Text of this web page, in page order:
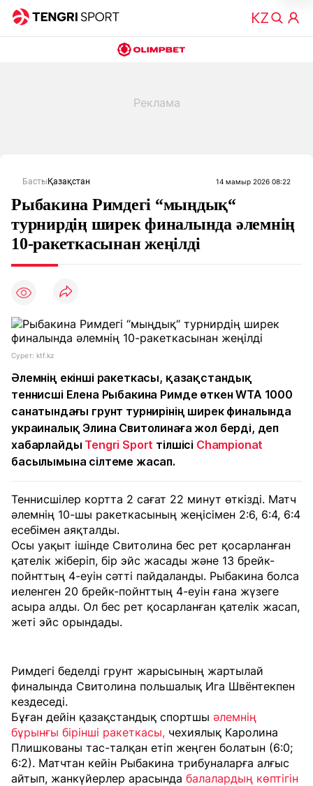
БастыҚазақстан 14 мамыр 2026 08:22
Рыбакина Римдегі “мыңдық“
турнирдің ширек финалында әлемнің
10-ракеткасынан жеңілді
Сурет: ktf.kz
Әлемнің екінші ракеткасы, қазақстандық
теннисші Елена Рыбакина Римде өткен WTA 1000
санатындағы грунт турнирінің ширек финалында
украиналық Элина Свитолинаға жол берді, деп
хабарлайды Tengri Sport тілшісі Championat
басылымына сілтеме жасап.
Теннисшілер кортта 2 сағат 22 минут өткізді. Матч
әлемнің 10-шы ракеткасының жеңісімен 2:6, 6:4, 6:4
есебімен аяқталды.
Осы уақыт ішінде Свитолина бес рет қосарланған
қателік жіберіп, бір эйс жасады және 13 брейк-
пойнттың 4-еуін сәтті пайдаланды. Рыбакина болса
иеленген 20 брейк-пойнттың 4-еуін ғана жүзеге
асыра алды. Ол бес рет қосарланған қателік жасап,
жеті эйс орындады.
Римдегі беделді грунт жарысының жартылай
финалында Свитолина польшалық Ига Швёнтекпен
кездеседі.
Бұған дейін қазақстандық спортшы әлемнің
бұрынғы бірінші ракеткасы, чехиялық Каролина
Плишкованы тас-талқан етіп жеңген болатын (6:0;
6:2). Матчтан кейін Рыбакина трибуналарға алғыс
айтып, жанкүйерлер арасында балалардың көптігін